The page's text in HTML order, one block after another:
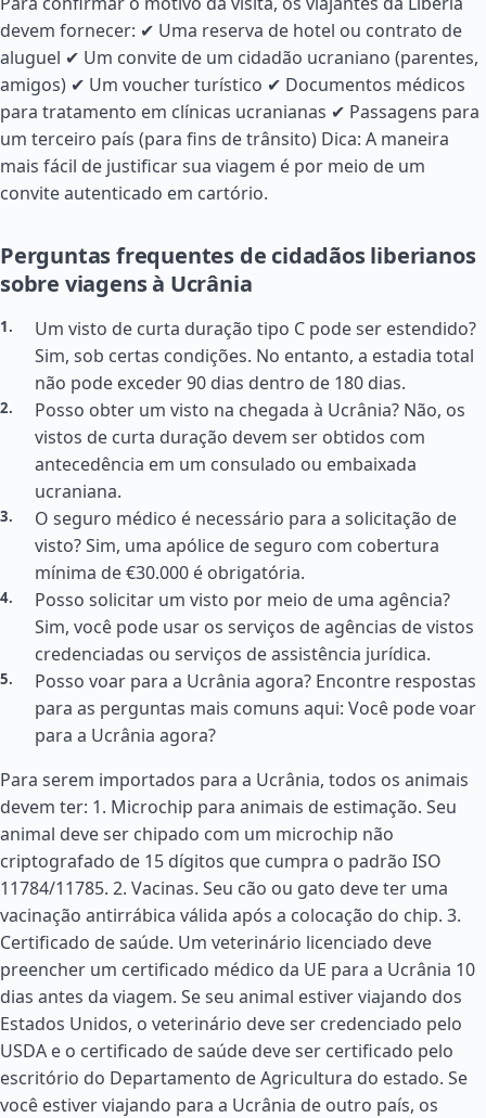
devem fornecer: ✔ Uma reserva de hotel ou contrato de
aluguel ✔ Um convite de um cidadão ucraniano (parentes,
amigos) ✔ Um voucher turístico ✔ Documentos médicos
para tratamento em clínicas ucranianas ✔ Passagens para
um terceiro país (para fins de trânsito) Dica: A maneira
mais fácil de justificar sua viagem é por meio de um
convite autenticado em cartório.
Perguntas frequentes de cidadãos liberianos
sobre viagens à Ucrânia
Um visto de curta duração tipo C pode ser estendido?
Sim, sob certas condições. No entanto, a estadia total
não pode exceder 90 dias dentro de 180 dias.
Posso obter um visto na chegada à Ucrânia? Não, os
vistos de curta duração devem ser obtidos com
antecedência em um consulado ou embaixada
ucraniana.
O seguro médico é necessário para a solicitação de
visto? Sim, uma apólice de seguro com cobertura
mínima de €30.000 é obrigatória.
Posso solicitar um visto por meio de uma agência?
Sim, você pode usar os serviços de agências de vistos
credenciadas ou serviços de assistência jurídica.
Posso voar para a Ucrânia agora? Encontre respostas
para as perguntas mais comuns aqui: Você pode voar
para a Ucrânia agora?
Para serem importados para a Ucrânia, todos os animais
devem ter: 1. Microchip para animais de estimação. Seu
animal deve ser chipado com um microchip não
criptografado de 15 dígitos que cumpra o padrão ISO
11784/11785. 2. Vacinas. Seu cão ou gato deve ter uma
vacinação antirrábica válida após a colocação do chip. 3.
Certificado de saúde. Um veterinário licenciado deve
preencher um certificado médico da UE para a Ucrânia 10
dias antes da viagem. Se seu animal estiver viajando dos
Estados Unidos, o veterinário deve ser credenciado pelo
USDA e o certificado de saúde deve ser certificado pelo
escritório do Departamento de Agricultura do estado. Se
você estiver viajando para a Ucrânia de outro país, os